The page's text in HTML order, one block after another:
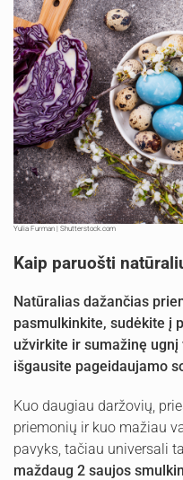
Yulia Furman | Shutterstock.com
Kaip paruošti
Natūralias dažančias
pasmulkinkite, sudėkite į
užvirkite ir sumažinę
išgausite pageidaujamo
Kuo daugiau daržovių,
priemonių ir kuo mažiau
pavyks, tačiau universali
maždaug 2 saujos